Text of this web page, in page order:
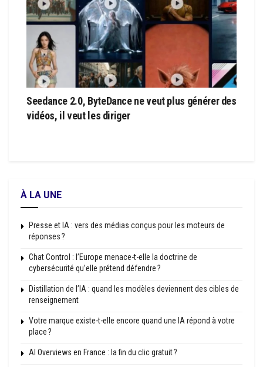
Seedance 2.0, ByteDance ne veut plus générer des
vidéos, il veut les diriger
À LA UNE
Presse et IA : vers des médias conçus pour les moteurs de
réponses ?
Chat Control : l’Europe menace-t-elle la doctrine de
cybersécurité qu’elle prétend défendre ?
Distillation de l’IA : quand les modèles deviennent des cibles de
renseignement
Votre marque existe-t-elle encore quand une IA répond à votre
place ?
AI Overviews en France : la fin du clic gratuit ?